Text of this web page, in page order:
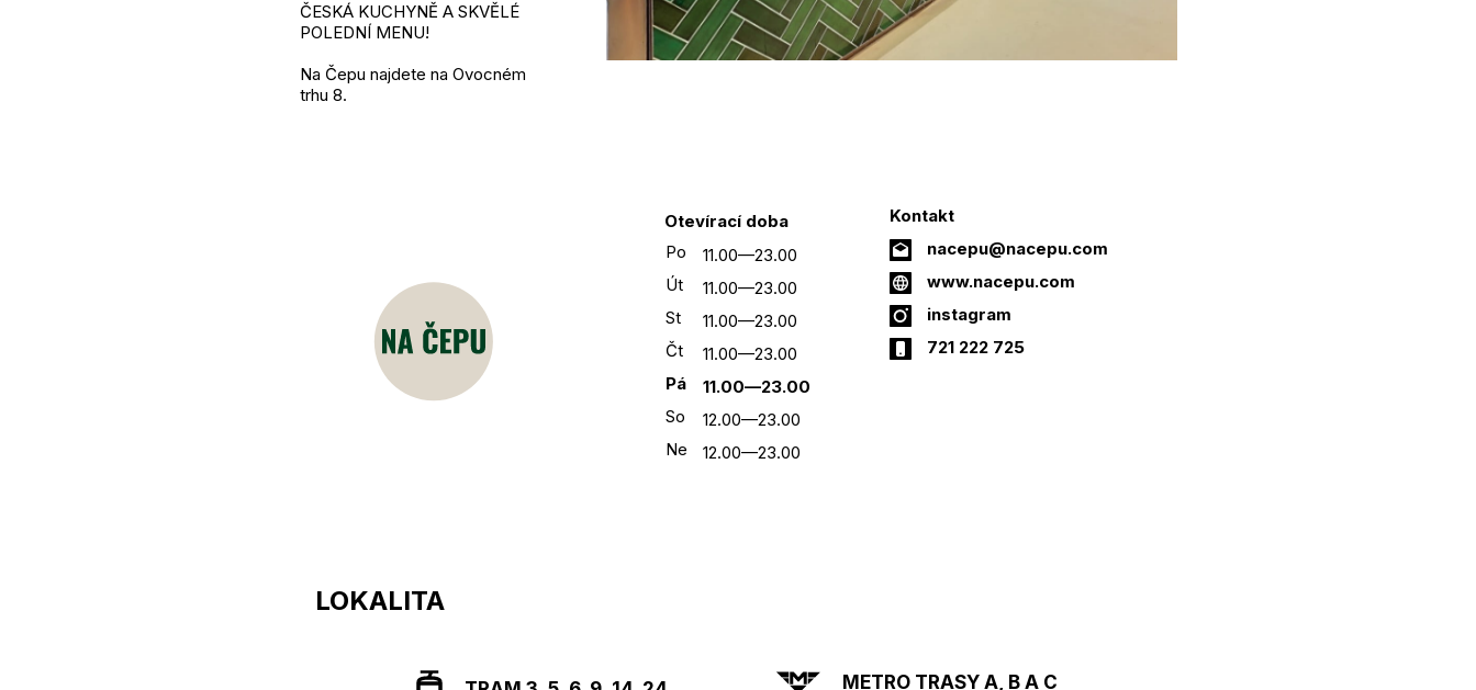
ČESKÁ KUCHYNĚ A SKVĚLÉ
POLEDNÍ MENU!
Na Čepu najdete na Ovocném
trhu 8.
Otevírací doba
Po
11.00—23.00
Út
11.00—23.00
St
11.00—23.00
Čt
11.00—23.00
Pá
11.00—23.00
So
12.00—23.00
Ne
12.00—23.00
Kontakt
nacepu@nacepu.com
www.nacepu.com
instagram
721 222 725
LOKALITA
METRO TRASY A, B A C